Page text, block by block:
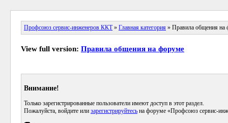
Профсоюз сервис-инженеров ККТ» Главная категория » Правила общения на
View full version: Правила общения на форуме
Внимание!
Только зарегистрированные пользователи имеют доступ в этот раздел.
Пожалуйста, войдите или зарегистрируйтесь на форуме «Профсоюз сервис-